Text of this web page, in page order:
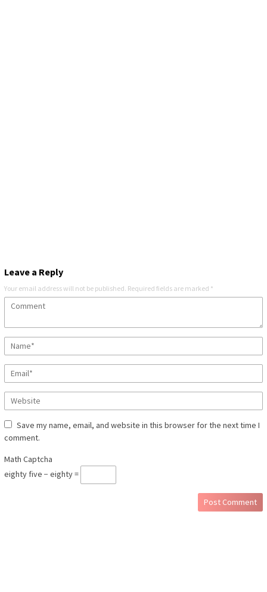
Leave a Reply
Your email address will not be published. Required fields are marked *
Save my name, email, and website in this browser for the next time I
comment.
Math Captcha
eighty five − eighty =